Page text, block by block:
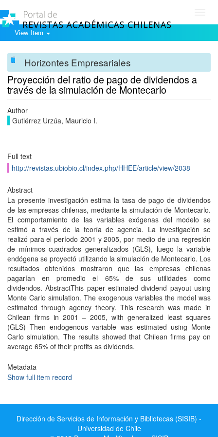
View Item
Horizontes Empresariales
Proyección del ratio de pago de dividendos a
través de la simulación de Montecarlo
Author
Gutiérrez Urzúa, Mauricio I.
Full text
http://revistas.ubiobio.cl/index.php/HHEE/article/view/2038
Abstract
La presente investigación estima la tasa de pago de dividendos
de las empresas chilenas, mediante la simulación de Montecarlo.
El comportamiento de las variables exógenas del modelo se
estimó a través de la teoría de agencia. La investigación se
realizó para el período 2001 y 2005, por medio de una regresión
de mínimos cuadrados generalizados (GLS), luego la variable
endógena se proyectó utilizando la simulación de Montecarlo. Los
resultados obtenidos mostraron que las empresas chilenas
pagarían en promedio el 65% de sus utilidades como
dividendos. AbstractThis paper estimated dividend payout using
Monte Carlo simulation. The exogenous variables the model was
estimated through agency theory. This research was made in
Chilean firms in 2001 – 2005, with generalized least squares
(GLS) Then endogenous variable was estimated using Monte
Carlo simulation. The results showed that Chilean firms pay on
average 65% of their profits as dividends.
Metadata
Show full item record
Dirección de Servicios de Información y Bibliotecas (SISIB) -
Universidad de Chile